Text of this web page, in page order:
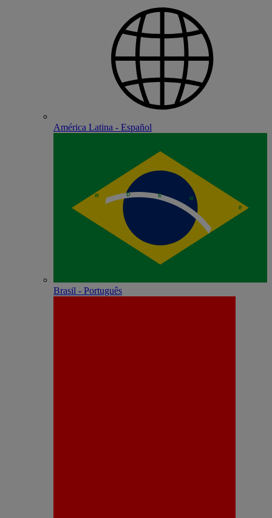
América Latina - Español
Brasil - Português